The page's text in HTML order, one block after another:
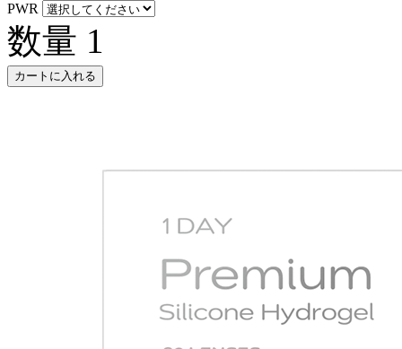
PWR
数量 1
カートに入れる